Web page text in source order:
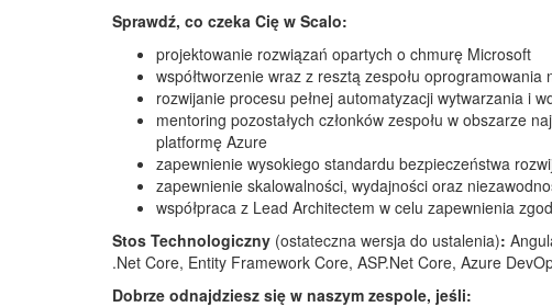
Sprawdź, co czeka Cię w Scalo:
projektowanie rozwiązań opartych o chmurę Microsoft
współtworzenie wraz z resztą zespołu oprogramowania
rozwijanie procesu pełnej automatyzacji wytwarzania i
mentoring pozostałych członków zespołu w obszarze
platformę Azure
zapewnienie wysokiego standardu bezpieczeństwa
zapewnienie skalowalności, wydajności oraz
współpraca z Lead Architectem w celu zapewnienia
Stos Technologiczny (ostateczna wersja do ustalenia):
.Net Core, Entity Framework Core, ASP.Net Core, Azure
Dobrze odnajdziesz się w naszym zespole, jeśli: